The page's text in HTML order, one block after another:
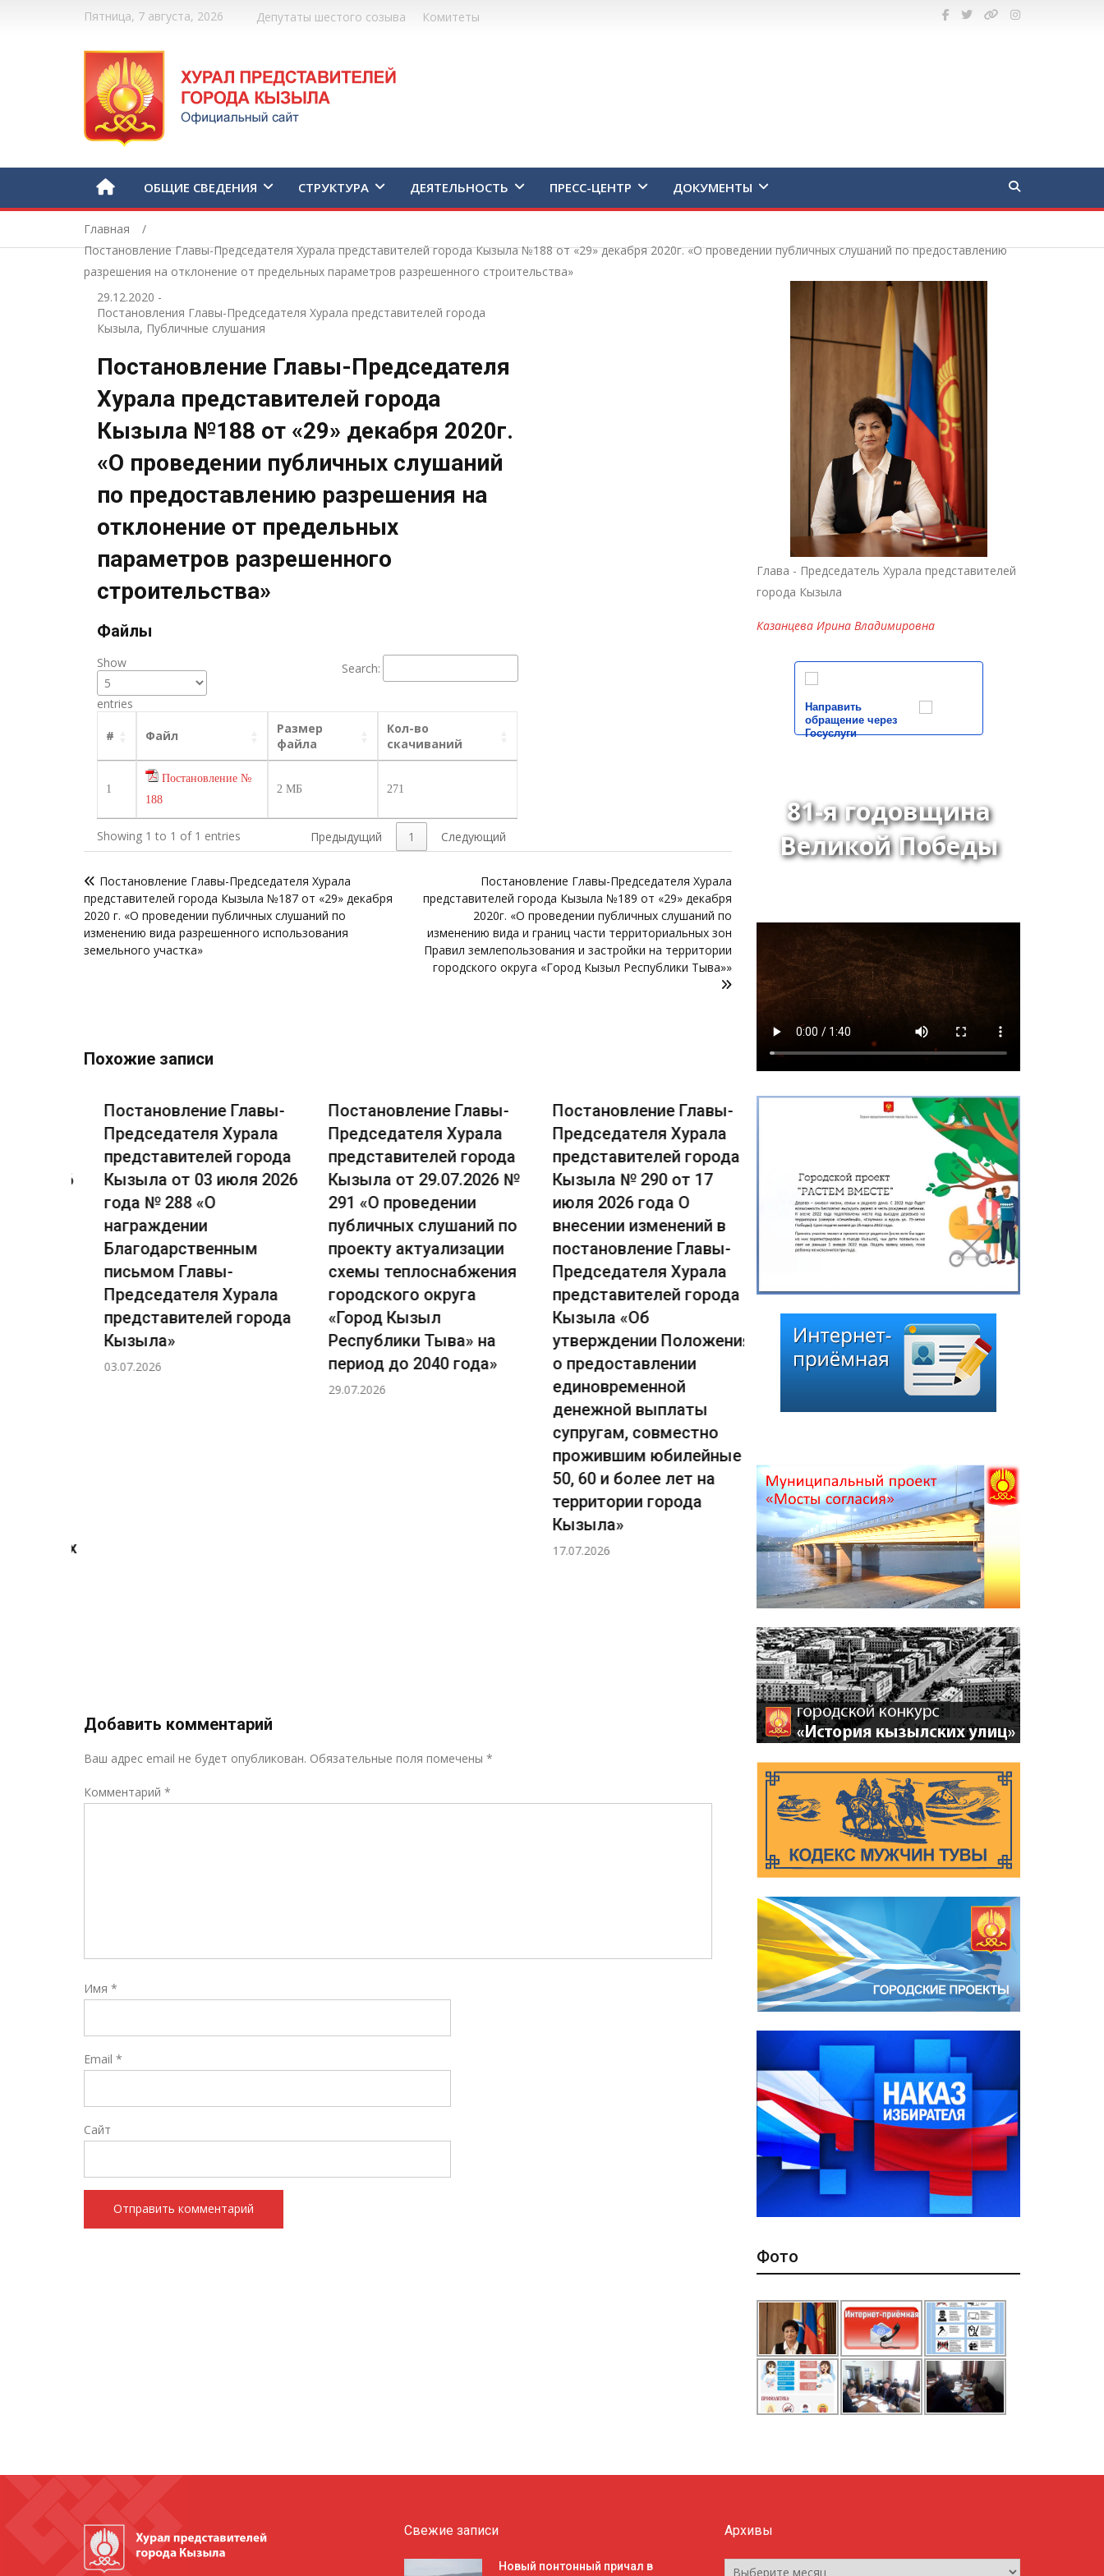
Пятница, 7 августа, 2026 Депутаты шестого созыва Комитеты
ОБЩИЕ СВЕДЕНИЯ СТРУКТУРА ДЕЯТЕЛЬНОСТЬ ПРЕСС-ЦЕНТР ДОКУМЕНТЫ
Главная
Постановление Главы-Председателя Хурала представителей города Кызыла №188 от «29» декабря 2020г. «О проведении публичных слушаний по предоставлению
разрешения на отклонение от предельных параметров разрешенного строительства»
29.12.2020 -
Постановления Главы-Председателя Хурала представителей города
Кызыла, Публичные слушания
Постановление Главы-Председателя
Хурала представителей города
Кызыла №188 от «29» декабря 2020г.
«О проведении публичных слушаний
по предоставлению разрешения на
отклонение от предельных
параметров разрешенного
строительства»
Файлы
Show
entries
Search:
# Файл
Размер
файла
Кол-во
скачиваний
1
Постановление №
188
2 МБ 271
Showing 1 to 1 of 1 entries Предыдущий 1 Следующий
по
записям
Постановление Главы-Председателя Хурала
представителей города Кызыла №187 от «29» декабря
2020 г. «О проведении публичных слушаний по
изменению вида разрешенного использования
земельного участка»
Постановление Главы-Председателя Хурала
представителей города Кызыла №189 от «29» декабря
2020г. «О проведении публичных слушаний по
изменению вида и границ части территориальных зон
Правил землепользования и застройки на территории
городского округа «Город Кызыл Республики Тыва»»
Похожие записи
Постановление Главы-
Председателя Хурала
представителей города
Кызыла от 03 июля 2026
года № 288 «О
награждении
Благодарственным
письмом Главы-
Председателя Хурала
представителей города
Кызыла»
03.07.2026
Постановление Главы-
Председателя Хурала
представителей города
Кызыла от 29.07.2026 №
291 «О проведении
публичных слушаний по
проекту актуализации
схемы теплоснабжения
городского округа
«Город Кызыл
Республики Тыва» на
период до 2040 года»
29.07.2026
Постановление Главы-
Председателя Хурала
представителей города
Кызыла № 290 от 17
июля 2026 года О
внесении изменений в
постановление Главы-
Председателя Хурала
представителей города
Кызыла «Об
утверждении Положения
о предоставлении
единовременной
денежной выплаты
супругам, совместно
прожившим юбилейные
50, 60 и более лет на
территории города
Кызыла»
17.07.2026
Распоряжение Главы-
представителей города
Кызыла от 13 июля 2026
г. «О назначении даты
заседания внеочередной
сессии Хурала
Кызыла шестого
созыва»
13.07.2026
Добавить комментарий
Ваш адрес email не будет опубликован. Обязательные поля помечены *
Комментарий *
Имя *
Email *
Сайт
Глава - Председатель Хурала представителей
города Кызыла
Казанцева Ирина Владимировна
Направить
обращение через
Госуслуги
81-я годовщина
Великой Победы
Фото
Свежие записи
Новый понтонный причал в
Архивы
Архивы